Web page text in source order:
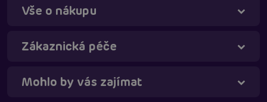
Vše o nákupu
Zákaznická péče
Mohlo by vás zajímat
Táňa - virtuální asistentka